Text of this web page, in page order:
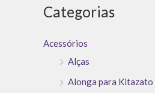
Categorias
Acessórios
Alças
Alonga para Kitazato